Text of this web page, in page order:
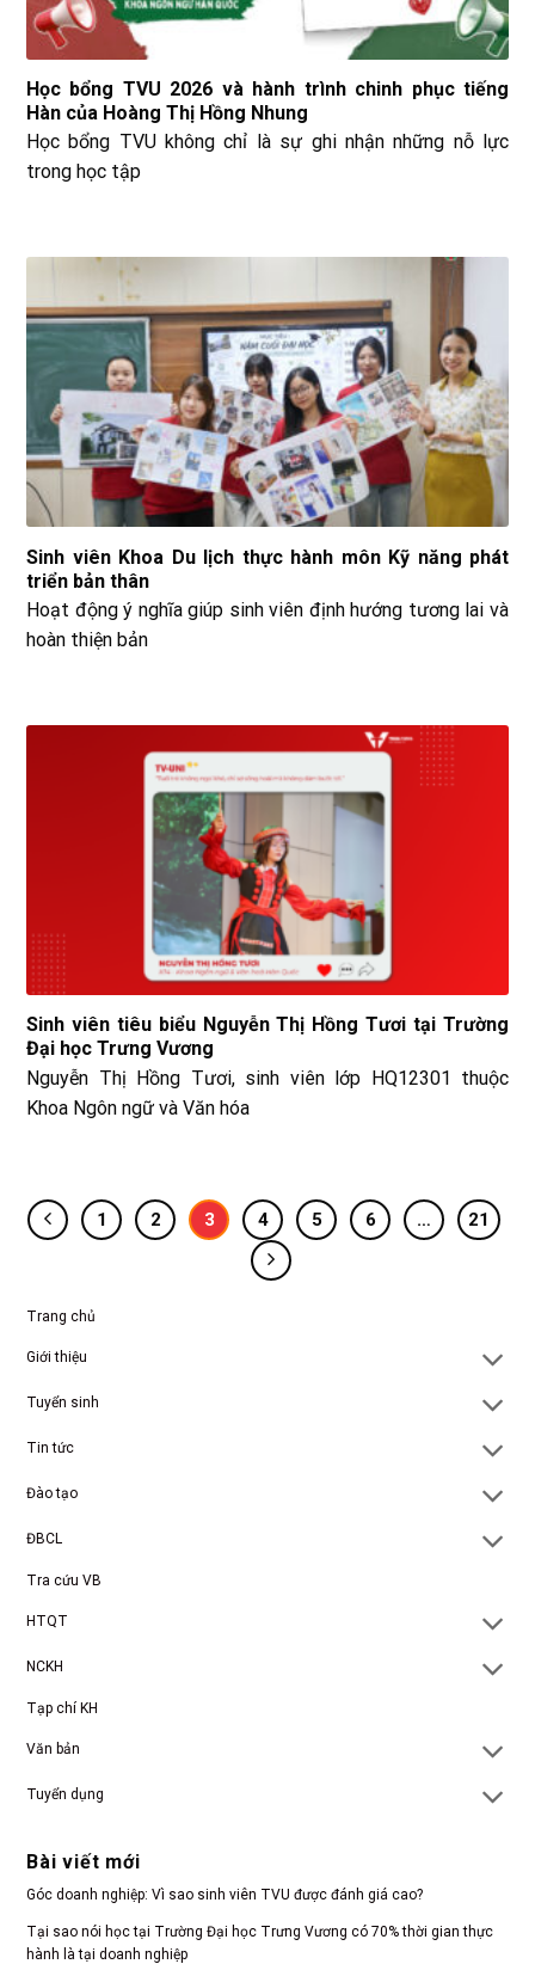
Học bổng TVU 2026 và hành trình chinh phục tiếng
Hàn của Hoàng Thị Hồng Nhung
Học bổng TVU không chỉ là sự ghi nhận những nỗ lực
trong học tập
Sinh viên Khoa Du lịch thực hành môn Kỹ năng phát
triển bản thân
Hoạt động ý nghĩa giúp sinh viên định hướng tương lai và
hoàn thiện bản
Sinh viên tiêu biểu Nguyễn Thị Hồng Tươi tại Trường
Đại học Trưng Vương
Nguyễn Thị Hồng Tươi, sinh viên lớp HQ12301 thuộc
Khoa Ngôn ngữ và Văn hóa
1 2 3 4 5 6 … 21
Trang chủ
Giới thiệu
Tuyển sinh
Tin tức
Đào tạo
ĐBCL
Tra cứu VB
HTQT
NCKH
Tạp chí KH
Văn bản
Tuyển dụng
Bài viết mới
Góc doanh nghiệp: Vì sao sinh viên TVU được đánh giá cao?
Tại sao nói học tại Trường Đại học Trưng Vương có 70% thời gian thực
hành là tại doanh nghiệp